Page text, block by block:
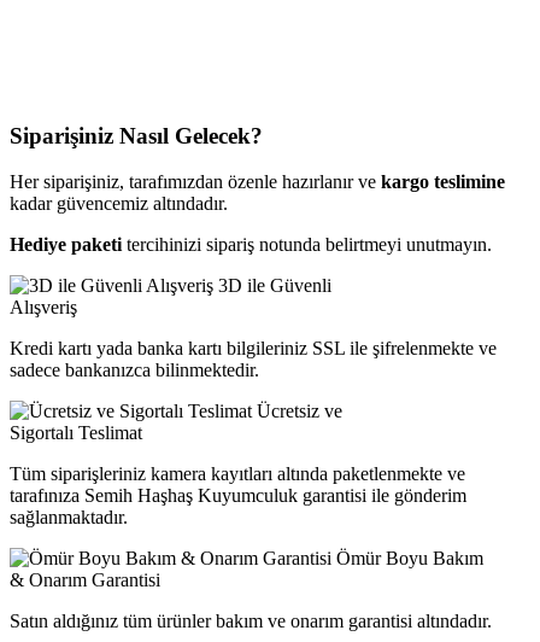
Siparişiniz Nasıl Gelecek?
Her siparişiniz, tarafımızdan özenle hazırlanır ve kargo teslimine
kadar güvencemiz altındadır.
Hediye paketi tercihinizi sipariş notunda belirtmeyi unutmayın.
3D ile Güvenli
Alışveriş
Kredi kartı yada banka kartı bilgileriniz SSL ile şifrelenmekte ve
sadece bankanızca bilinmektedir.
Ücretsiz ve
Sigortalı Teslimat
Tüm siparişleriniz kamera kayıtları altında paketlenmekte ve
tarafınıza Semih Haşhaş Kuyumculuk garantisi ile gönderim
sağlanmaktadır.
Ömür Boyu Bakım
& Onarım Garantisi
Satın aldığınız tüm ürünler bakım ve onarım garantisi altındadır.